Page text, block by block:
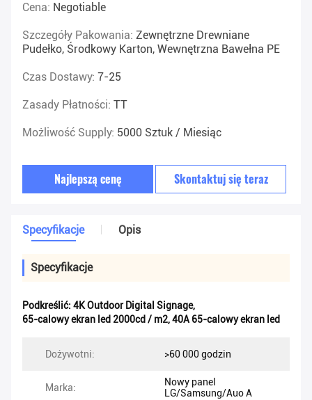
Cena: Negotiable
Szczegóły Pakowania: Zewnętrzne Drewniane
Pudełko, Środkowy Karton, Wewnętrzna Bawełna PE
Czas Dostawy: 7-25
Zasady Płatności: TT
Możliwość Supply: 5000 Sztuk / Miesiąc
Najlepszą cenę Skontaktuj się teraz
Specyfikacje Opis
Specyfikacje
Podkreślić: 4K Outdoor Digital Signage,
65-calowy ekran led 2000cd / m2,40A 65-calowy ekran led
Dożywotni: >60 000 godzin
Marka:
Nowy panel
LG/Samsung/Auo A